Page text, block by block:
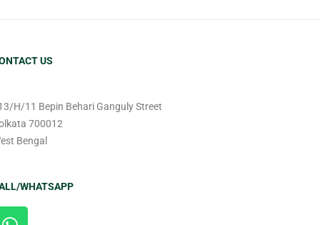
US
H/11 Bepin Behari Ganguly Street
700012
Bengal
WHATSAPP